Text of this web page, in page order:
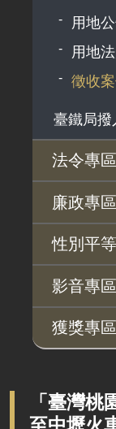
政策宣
用地
用地
徵收
臺鐵局撥
法令專區
法令查詢
解釋性規
法令英譯
訴願文件
相關實務
相關網站
廉政專區
揭弊者保
廉政訊息
利益衝突
公務員廉
公職人員
廉政檢舉
桃地計畫
桃地計
廉政
啟動
定期
性別平
性別平等
宣傳事項
性別平等
性別平等
性別平等
性騷擾防
相關網站
影音專區
獲獎專區
「臺灣